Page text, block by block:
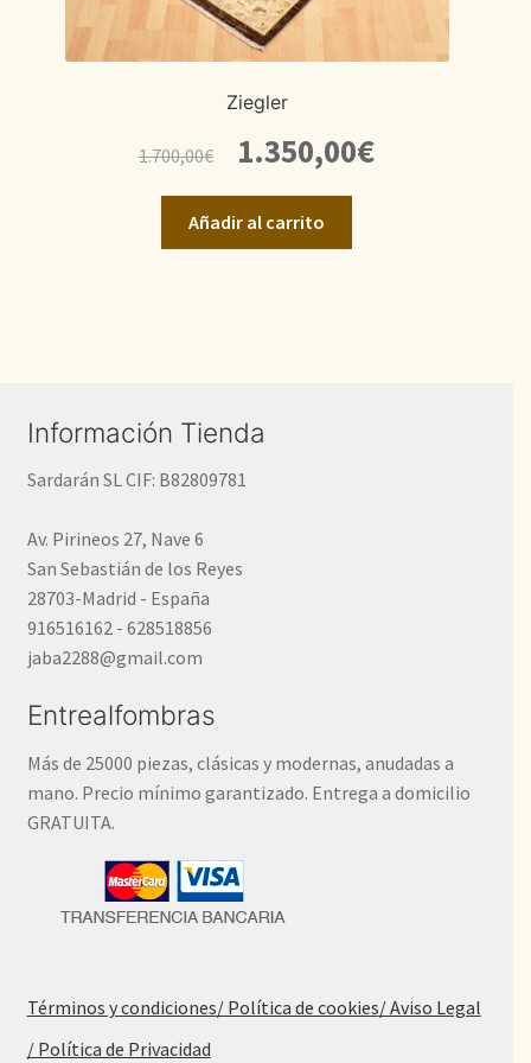
Ziegler
1.700,00€
precio
original
era:
1.700,00€.
1.350,00€El
precio
Añadir al carrito
Información Tienda
Sardarán SL CIF: B82809781
Av. Pirineos 27, Nave 6
San Sebastián de los Reyes
28703-Madrid - España
916516162 - 628518856
jaba2288@gmail.com
Entrealfombras
Más de 25000 piezas, clásicas y modernas, anudadas a
mano. Precio mínimo garantizado. Entrega a domicilio
GRATUITA.
Términos y condiciones/ Política de cookies/ Aviso Legal
/ Política de Privacidad